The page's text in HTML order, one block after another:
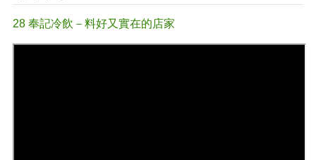
28 奉記冷飲－料好又實在的店家